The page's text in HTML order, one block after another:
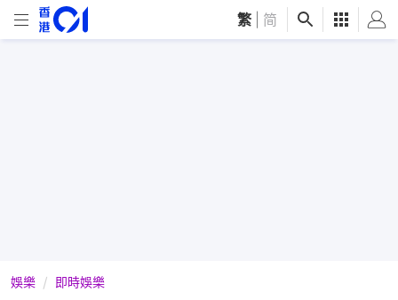
繁 简
娛樂 即時娛樂